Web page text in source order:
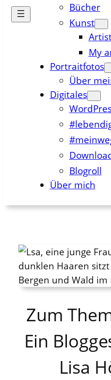
Bücher
Kunst
My
Portraitfotos
Über
Digitales
Blogroll
Über mich
Zum
Ein
Lisa